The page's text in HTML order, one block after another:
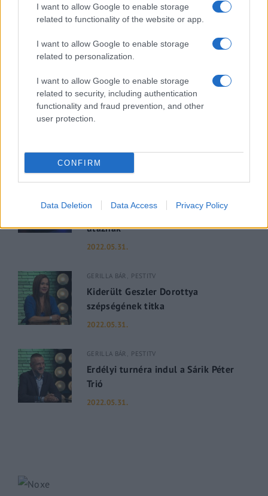
I want to allow Google to enable storage
related to functionality of the website or app.
I want to allow Google to enable storage
related to personalization.
I want to allow Google to enable storage
related to security, including authentication
functionality and fraud prevention, and other
user protection.
CONFIRM
Data Deletion Data Access Privacy Policy
PESTITV POLBEAT PANKRÁCIÓ
Kik vagyunk mi, akik ráznak vagy
2022.07.07.
PESTI RIPORTER PESTITV
Dúl a háború, dübörög a Balaton és
hiába a majomhimlő, a magyarok
utaznak
2022.05.31.
GERILLA BÁR PESTITV
Kiderült Geszler Dorottya
szépségének titka
2022.05.31.
GERILLA BÁR PESTITV
Erdélyi turnéra indul a Sárik Péter
Trió
2022.05.31.